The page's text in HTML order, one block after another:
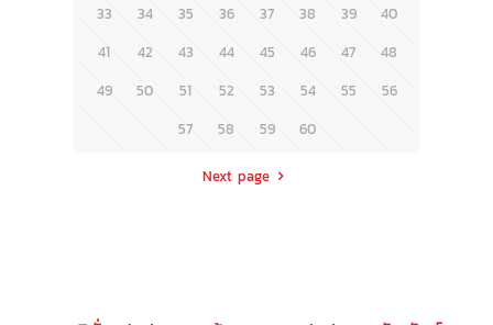
33
34 35 36 37 38 39
40
41
42 43 44 45 46 47
48
49
50 51 52 53 54 55
56
57
58 59 60
Next page